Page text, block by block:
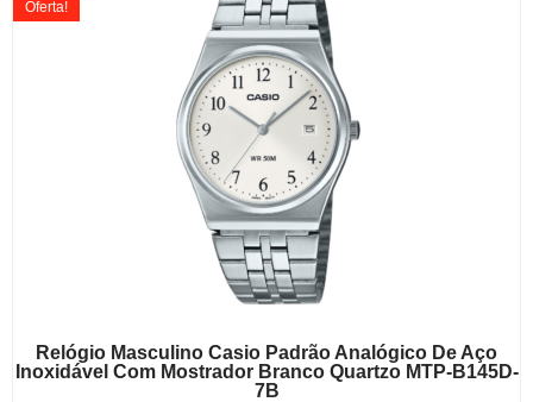
Relógio Masculino Casio Padrão Analógico De Aço
Inoxidável Com Mostrador Branco Quartzo MTP-B145D-
7B
Oferta!